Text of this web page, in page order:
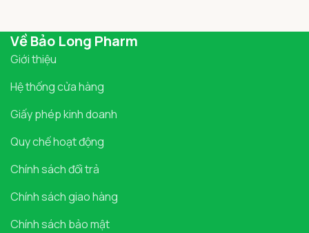
Về Bảo Long Pharm
Giới thiệu
Hệ thống cửa hàng
Giấy phép kinh doanh
Quy chế hoạt động
Chính sách đổi trả
Chính sách giao hàng
Chính sách bảo mật